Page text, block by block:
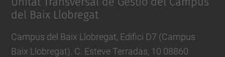
del Baix Llobregat
Campus del Baix Llobregat, Edifici D7 (Campus
Baix Llobregat). C. Esteve Terradas, 10 08860